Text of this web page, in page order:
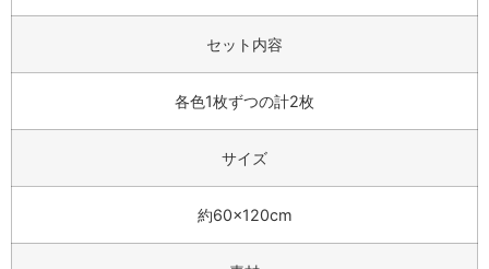
セット内容
各色1枚ずつの計2枚
サイズ
約60×120cm